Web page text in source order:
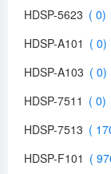
HDSP-5623
HDSP-A101
HDSP-A103
HDSP-7511
HDSP-7513
HDSP-F101